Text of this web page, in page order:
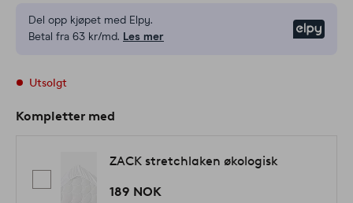
Del opp kjøpet med Elpy.
Betal fra 63 kr/md. Les mer
Utsolgt
Kompletter med
ZACK stretchlaken økologisk
189 NOK